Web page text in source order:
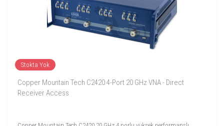
Stokta Yok
Copper Mountain Tech C2420 4-Port 20 GHz VNA - Direct
Receiver Access